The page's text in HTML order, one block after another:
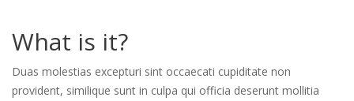
What is it?
Duas molestias excepturi sint occaecati cupiditate non
provident, similique sunt in culpa qui officia deserunt mollitia